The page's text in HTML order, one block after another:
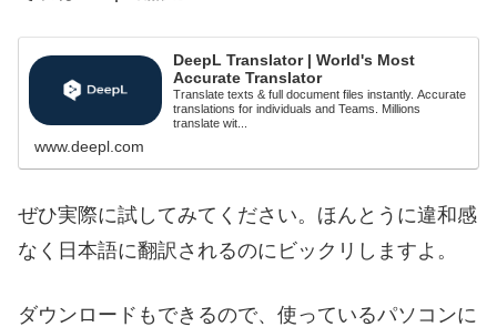
DeepL Translator | World's Most
Accurate Translator
Translate texts & full document files instantly. Accurate
translations for individuals and Teams. Millions
translate wit...
www.deepl.com
ぜひ実際に試してみてください。ほんとうに違和感
なく日本語に翻訳されるのにビックリしますよ。
ダウンロードもできるので、使っているパソコンに